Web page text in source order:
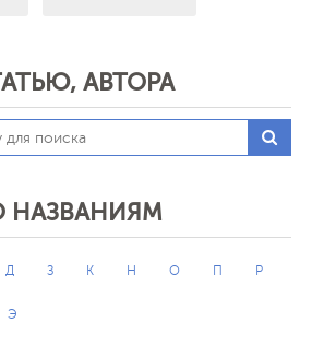
АВТОРА
НАЗВАНИЯМ
Д З К Н О П Р
Э